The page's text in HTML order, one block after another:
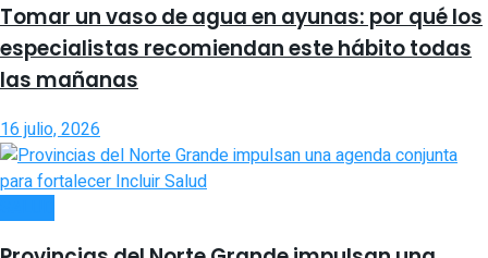
Tomar un vaso de agua en ayunas: por qué los
especialistas recomiendan este hábito todas
las mañanas
16 julio, 2026